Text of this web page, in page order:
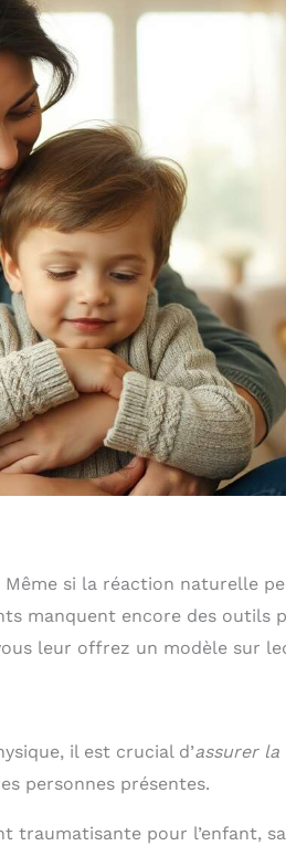
Même si la réaction naturelle
manquent encore des outils
leur offrez un modèle sur
il est crucial d’assurer la
personnes présentes.
pour l’enfant,